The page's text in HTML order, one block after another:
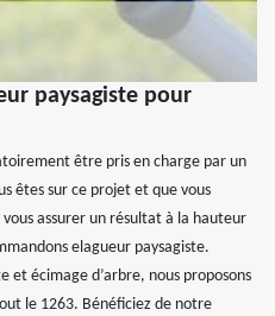
paysagiste pour
être pris en charge par un
êtes sur ce projet et que vous
assurer un résultat à la hauteur
elagueur paysagiste.
et écimage d’arbre, nous proposons
le 1263. Bénéficiez de notre